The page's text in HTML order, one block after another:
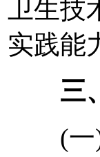
卫生技
实践能
三
(一)